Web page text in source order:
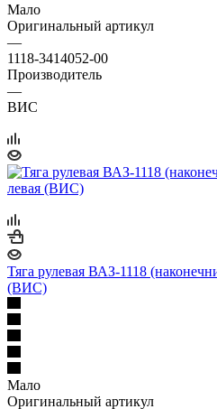
Мало
Оригинальный артикул
—
1118-3414052-00
Производитель
—
ВИС
Тяга рулевая ВАЗ-1118
(ВИС)
Мало
Оригинальный артикул